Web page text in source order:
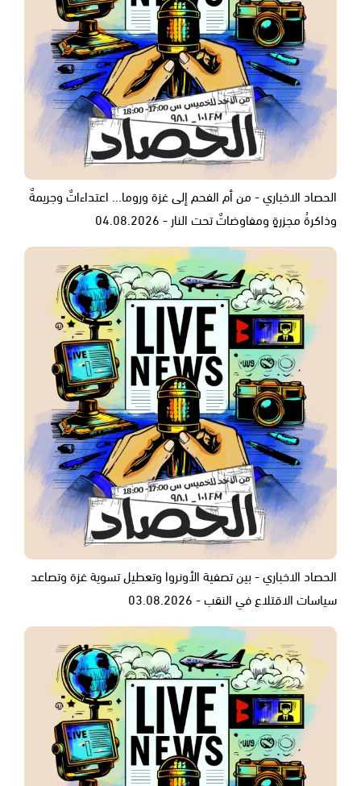
الحصاد الاخباري - من أم الفحم إلى غزة وروما... اعتداءاتٌ وجريمةٌ
وذاكرةُ مجزرةٍ ومفاوضاتٌ تحت النار - 04.08.2026
الحصاد الاخباري - بين تصفية الأونروا وتعطيل تسوية غزة وتصاعد
سياسات الاقتلاع في النقب - 03.08.2026